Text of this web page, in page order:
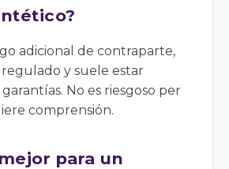
adicional de contraparte,
y suele estar
No es riesgoso per
comprensión.
para un